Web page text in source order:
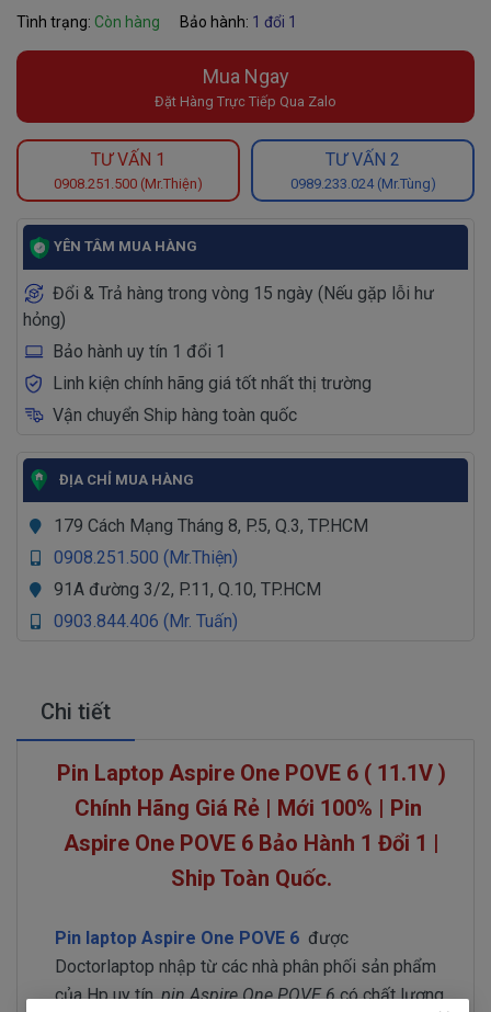
Tình trạng: Còn hàng Bảo hành: 1 đổi 1
Mua Ngay
Đặt Hàng Trực Tiếp Qua Zalo
TƯ VẤN 1
0908.251.500 (Mr.Thiện)
TƯ VẤN 2
0989.233.024 (Mr.Tùng)
YÊN TÂM MUA HÀNG
Đổi & Trả hàng trong vòng 15 ngày (Nếu gặp lỗi hư
hỏng)
Bảo hành uy tín 1 đổi 1
Linh kiện chính hãng giá tốt nhất thị trường
Vận chuyển Ship hàng toàn quốc
ĐỊA CHỈ MUA HÀNG
179 Cách Mạng Tháng 8, P.5, Q.3, TP.HCM
0908.251.500 (Mr.Thiện)
91A đường 3/2, P.11, Q.10, TP.HCM
0903.844.406 (Mr. Tuấn)
Chi tiết
Pin Laptop Aspire One POVE 6 ( 11.1V )
Chính Hãng Giá Rẻ | Mới 100% | Pin
Aspire One POVE 6Bảo Hành 1 Đổi 1 |
Ship Toàn Quốc.
Pin laptop Aspire One POVE 6 được
Doctorlaptop nhập từ các nhà phân phối sản phẩm
của Hp uy tín,pin Aspire One POVE 6có chất lượng